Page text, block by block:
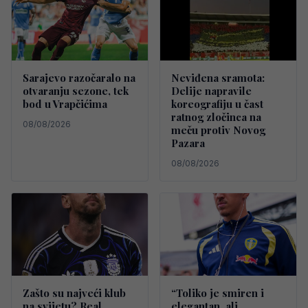
Sarajevo razočaralo na
otvaranju sezone, tek
bod u Vrapčićima
08/08/2026
Neviđena sramota:
Delije napravile
koreografiju u čast
ratnog zločinca na
meču protiv Novog
Pazara
08/08/2026
Zašto su najveći klub
“Toliko je smiren i